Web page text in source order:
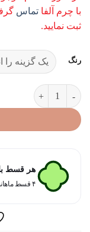
با چرم آلفا تماس
ثبت نمایید.
رنگ
جاکارتی دوشی چرم
هر قسط
۴ قسط ماهانه. بدون سود، چک و ضامن.